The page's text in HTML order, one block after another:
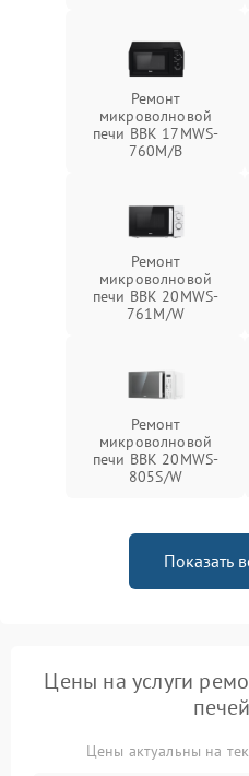
Ремонт
микроволновой
печи BBK 17MWS-
760M/B
Ремонт
микроволновой
печи BBK 20MWS-
761M/W
Ремонт
микроволновой
печи BBK 20MWS-
805S/W
Показать
Цены на услуги
Цены актуальны на